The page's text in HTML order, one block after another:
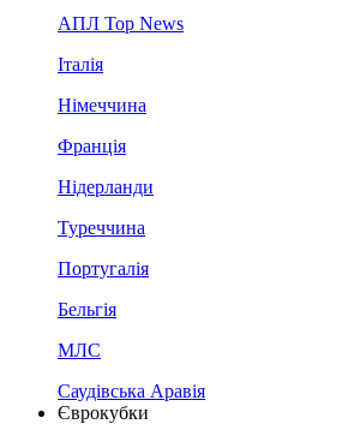
АПЛ Top News
Італія
Німеччина
Франція
Нідерланди
Туреччина
Португалія
Бельгія
МЛС
Саудівська Аравія
Єврокубки